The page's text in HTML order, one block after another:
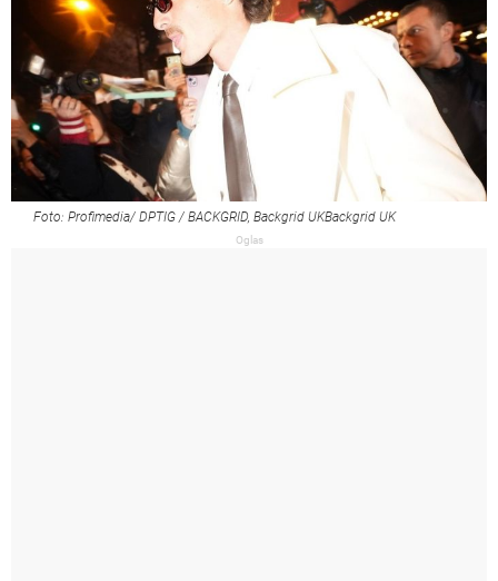
Foto: Profimedia/ DPTIG / BACKGRID, Backgrid UKBackgrid UK
Oglas